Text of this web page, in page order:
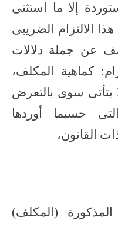
إلا ما استثنى
الالتزام الضريبى
عن جملة دلالات
كماهية المكلف،
يتأتى سوى بالتعرض
حسبما أوردها
القانون،
المذكورة (المكلف)